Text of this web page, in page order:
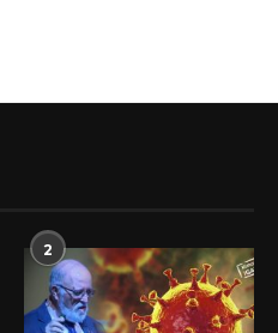
2